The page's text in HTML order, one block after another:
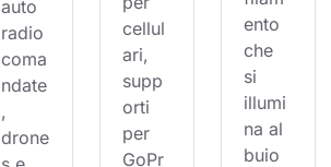
auto
radio
coma
ndate
,
drone
cellul
ari,
supp
orti
per
GoPr
ento
che
si
illumi
na al
buio